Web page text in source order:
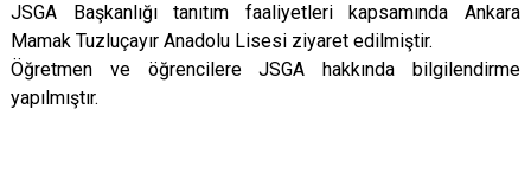
JSGA Başkanlığı tanıtım faaliyetleri kapsamında Ankara
Mamak Tuzluçayır Anadolu Lisesi ziyaret edilmiştir.
Öğretmen ve öğrencilere JSGA hakkında bilgilendirme
yapılmıştır.